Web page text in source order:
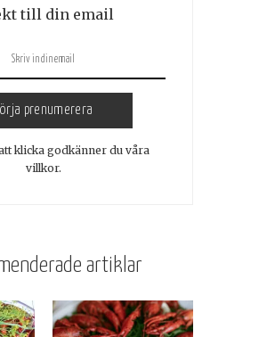
till din email
prenumerera
klicka godkänner du våra
villkor.
artiklar